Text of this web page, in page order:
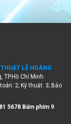
LÊ HOÀNG
TP.Hồ Chí Minh
2; Kỹ thuật: 3; Bảo
5678 Bấm phím 9